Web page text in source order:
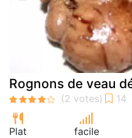
Rognons de veau
Plat facile